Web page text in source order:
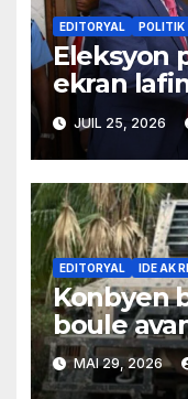
EDITORYAL POLITIK
Eleksyon
ekran
echèk
JUIL 25, 2026
EDITORYAL IDE AK
Konbyen
boule
sa pa ka
MAI 29, 2026